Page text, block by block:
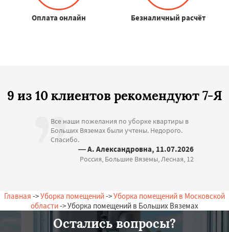
Оплата онлайн Безналичный расчёт
9 из 10 клиентов рекомендуют 7-Я
Все наши пожелания по уборке квартиры в
Больших Вяземах были учтены. Недорого.
Спасибо.
— А. Александровна, 11.07.2026
Россия, Большие Вяземы, Лесная, 12
Главная ->Уборка помещений->Уборка помещений в Московской
области-> Уборка помещений в Больших Вяземах
Остались вопросы?